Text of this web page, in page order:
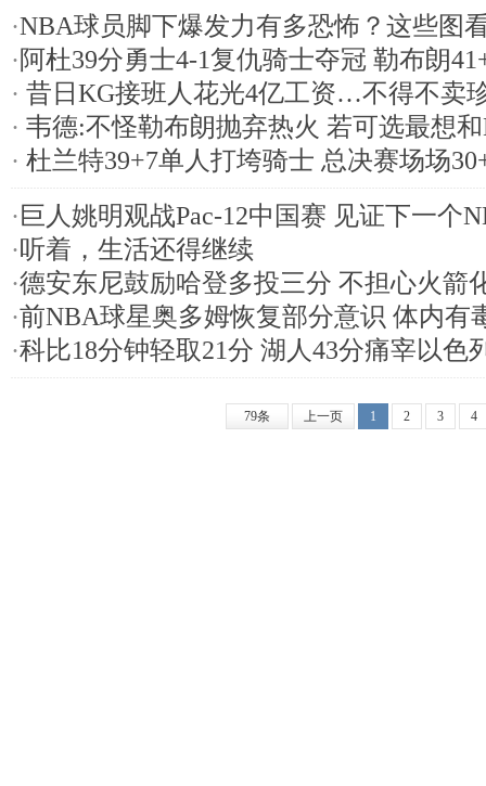
·NBA球员脚下爆发力有多恐怖？这些图
·阿杜39分勇士4-1复仇骑士夺冠 勒布朗
· 昔日KG接班人花光4亿工资…不得不卖
· 韦德:不怪勒布朗抛弃热火 若可选最想
· 杜兰特39+7单人打垮骑士 总决赛场场
· 巨人姚明观战Pac-12中国赛 见证下一个
·听着，生活还得继续
·德安东尼鼓励哈登多投三分 不担心火箭
·前NBA球星奥多姆恢复部分意识 体内有
·科比18分钟轻取21分 湖人43分痛宰以色
79条 上一页 1 2 3 4